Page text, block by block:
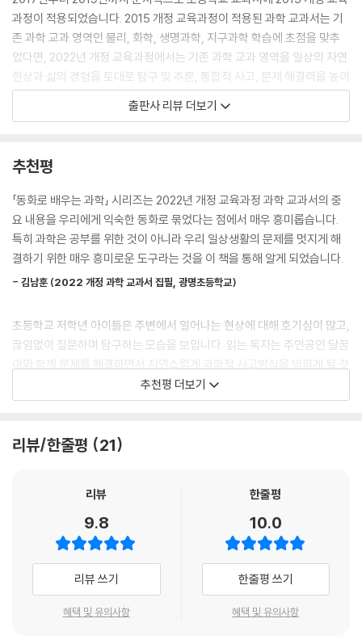
딱 맞는 꽃의 꿀만 먹게 될 거예요.
예상을 해요_ 누구를 위한 그릇일까?
달꿈이는 여우와 두루미의 싸움 때문에 벌어진 재판장에 가게 되었어요.
서로의 집에 초대해 놓고, 자신들 기준에만 맞는 그릇을 대접하여 싸움이
난 거예요. 달꿈이는 여우와 두루미 모두가 사용할 수 있는 맞춤 그릇을 만
무거워 실패하지요. 하지만 사용하는 사람의 의도에 맞게 다시 제작합니
진 그릇을 만들어 낼 수 있을 거예요. 솜씨 좋기로 유명한 뚝딱 할머니와 달
꿈이가 만든 그릇은 과연 어떤 모양이었을까요?
추리를 해요_ 거짓말쟁이 자라
어요. 그런데 달꿈이는 기뻐하는 깡총이가 걱정되었어요. 땅 위에 사는 토
끼가 물속에서 살 수 있다는 게 말이 안 되니까요. 깡총이를 데리고 가려는
자라는 민물 수조에서도 살 수 있는 고등어를 보여 주며, 용궁의 신비함을
알립니다. 깡총이가 용궁으로 가기 직전, 수조를 다시 확인한 달꿈이는 고
등어의 줄무늬가 예전과 다르다는 것을 확인해요. 그리고 자라가 거짓말을
측정을 해요_ 누가누가 더 클까?
개구리가 된 달꿈이가 연못가에서 청개구리 왕눈이를 만났어요. 왕눈이는
길에서 만난 황소의 크기에 깜짝 놀랐지요. 집에 온 왕눈이는 아빠 개구리
에게 황소의 크기를 설명하지만 정확하지 않아요. 이때 곁에 있던 달꿈이
가 나서서 나무에 올라가는 방식으로 높이 재는 방법을 알려 주고, 팔짝팔
짝 뛰게 만들어 길이의 개념을 알려 줘요. 덕분에 왕눈이는 측정의 개념을
익혀요.
과정이 적용되었습니다. 2015 개정 교육과정이 적용된 과학 교과서는 기
존 과학 교과 영역인 물리, 화학, 생명과학, 지구과학 학습에 초점을 맞추
었다면, 2022년 개정 교육과정에서는 기존 과학 교과 영역을 일상의 자연
현상과 삶의 경험을 토대로 탐구 및 추론, 통합적 사고, 문제 해결력을 높이
는 데 목표를 두고 있습니다. 더불어 이전 과학 교과서에서 다루지 않았던
기후 변화, 감염병, 과학과 나의 진로 등을 연계하여 학습하도록 했습니다.
이 줄었습니다. 이에 「동화로 배우는 과학」 시리즈는 새롭게 바뀐 과학 교
육과정에 맞춘 내용을 다루면서도 아이들이 과학적 사고를 할 수 있도록
구성했습니다. 특히 동화 속 주인공이 친구들과 함께 관찰, 실험, 조사, 토
론 등을 통해 증거를 수집하고 해석하여 새로운 과학 지식을 얻는 과정을
통해 과학 탐구 능력과 태도를 기를 수 있게 했습니다. 지금부터 동화 속 주
달꿈이는 ‘동화 나라 요정들’로부터 초대장을 받습니다. 밤 12시, 손뼉을 두
번 치고 옷장을 통해 동화 나라에 가게 된 달꿈이는 그곳에서 다양한 문제
상황에 놓이게 되고, 하나하나 문제를 해결해 나가면서 과학적 탐구 능력
을 키워 갑니다. 헨젤과 그레텔을 도우면서 관찰을 배우고, 자라에게 잡혀
에게 해독제를 구해 주기도 하고요. 이뿐만이 아닙니다. 예상을 통해 여우
다. 동물 올림픽에서는 지금까지 배운 기초 탐구 과정을 모두 활용해 과학
적인 생각을 다른 사람도 알기 쉽게 설명하는 방법을 익힙니다.
■ 1학년 눈높이에 맞는 정보 페이지로 과학을 쉽게 배워요!
각 동화가 끝날 때마다 주요 학습 내용을 정리하는 코너를 따로 마련하여
다시 한번 복습할 수 있게 구성했습니다. 「그것이 궁금해」에서는 기본 개념
출판사 리뷰 더보기
추천평
「동화로 배우는 과학」 시리즈는 2022년 개정 교육과정 과학 교과서의 중
요 내용을 우리에게 익숙한 동화로 묶었다는 점에서 매우 흥미롭습니다.
특히 과학은 공부를 위한 것이 아니라 우리 일상생활의 문제를 멋지게 해
결하기 위한 매우 흥미로운 도구라는 것을 이 책을 통해 알게 되었습니다.
- 김남훈 (2022 개정 과학 교과서 집필, 광명초등학교)
초등학교 저학년 아이들은 주변에서 일어나는 현상에 대해 호기심이 많고,
끊임없이 질문하며 탐구하는 모습을 보입니다. 읽는 독자는 주인공인 달꿈
이와 함께 문제를 해결하면서 자연스럽게 과학적 사고방식을 익히게 될 것
상상력을 자극하는 이야기는 과학의 재미와 쓸모를 알게 합니다. 책을 읽
상생활 속에 숨어 있는 과학을 만나 보세요.
현상을 이해하는 동시에 여러 문제를 과학적이면서도 창의적으로 해결하
는 데 있습니다. 이 책은 문제 상황에 놓인 등장인물과 함께 그 경험을 할
수 있습니다. 우리 아이들이 이 책을 읽으며 과학을 이용해 문제를 해결하
추천평 더보기
리뷰/한줄평 21
리뷰
9.8
리뷰 쓰기
혜택 및 유의사항
한줄평
10.0
한줄평 쓰기
혜택 및 유의사항